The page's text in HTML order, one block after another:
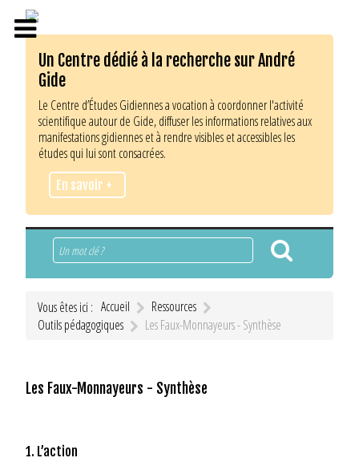
Un Centre dédié à la recherche sur André
Gide
Le Centre d’Études Gidiennes a vocation à coordonner l'activité
scientifique autour de Gide, diffuser les informations relatives aux
manifestations gidiennes et à rendre visibles et accessibles les
études qui lui sont consacrées.
En savoir +
Rechercher
Vous êtes ici : Accueil
Ressources
Outils pédagogiques
Les Faux-Monnayeurs - Synthèse
Les Faux-Monnayeurs - Synthèse
1. L’action